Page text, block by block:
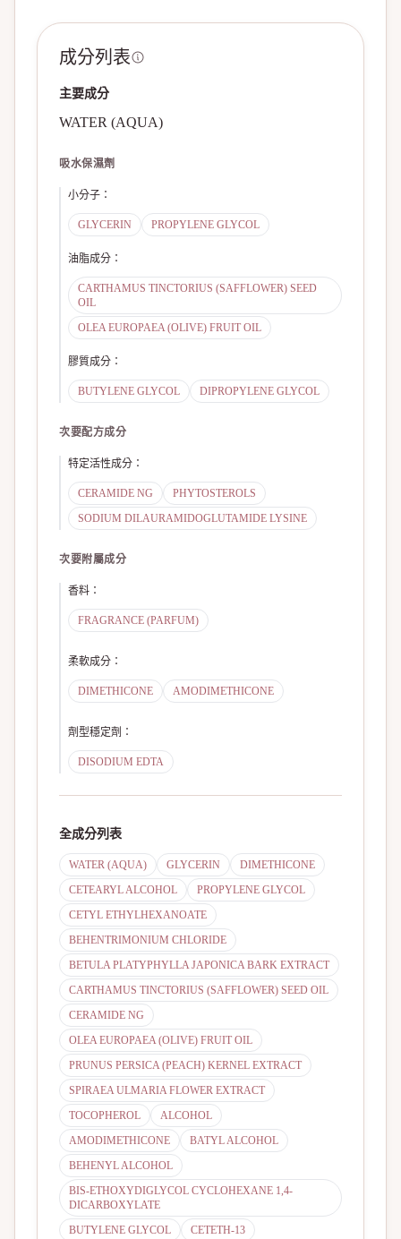
成分列表
主要成分
WATER (AQUA)
吸水保濕劑
小分子 ：
GLYCERIN PROPYLENE GLYCOL
油脂成分 ：
CARTHAMUS TINCTORIUS (SAFFLOWER) SEED
OIL
OLEA EUROPAEA (OLIVE) FRUIT OIL
膠質成分 ：
BUTYLENE GLYCOL DIPROPYLENE GLYCOL
次要配方成分
特定活性成分 ：
CERAMIDE NG
PHYTOSTEROLS
SODIUM DILAURAMIDOGLUTAMIDE LYSINE
次要附屬成分
香料 ：
FRAGRANCE (PARFUM)
柔軟成分 ：
DIMETHICONE AMODIMETHICONE
劑型穩定劑 ：
DISODIUM EDTA
全成分列表
WATER (AQUA) GLYCERIN
DIMETHICONE
CETEARYL ALCOHOL
PROPYLENE GLYCOL
CETYL ETHYLHEXANOATE
BEHENTRIMONIUM CHLORIDE
BETULA PLATYPHYLLA JAPONICA BARK EXTRACT
CARTHAMUS TINCTORIUS (SAFFLOWER) SEED OIL
CERAMIDE NG
OLEA EUROPAEA (OLIVE) FRUIT OIL
PRUNUS PERSICA (PEACH) KERNEL EXTRACT
SPIRAEA ULMARIA FLOWER EXTRACT
TOCOPHEROL
ALCOHOL
AMODIMETHICONE
BATYL ALCOHOL
BEHENYL ALCOHOL
BIS-ETHOXYDIGLYCOL CYCLOHEXANE 1,4-
DICARBOXYLATE
BUTYLENE GLYCOL
CETETH-13